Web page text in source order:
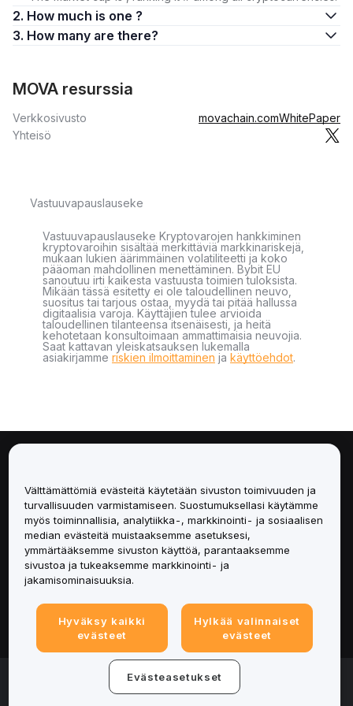
2. How much is one ?
3. How many are there?
MOVA resurssia
Verkkosivusto movachain.comWhitePaper
Yhteisö
Vastuuvapauslauseke
Vastuuvapauslauseke Kryptovarojen hankkiminen
kryptovaroihin sisältää merkittäviä markkinariskejä,
mukaan lukien äärimmäinen volatiliteetti ja koko
pääoman mahdollinen menettäminen. Bybit EU
sanoutuu irti kaikesta vastuusta toimien tuloksista.
Mikään tässä esitetty ei ole taloudellinen neuvo,
suositus tai tarjous ostaa, myydä tai pitää hallussa
digitaalisia varoja. Käyttäjien tulee arvioida
taloudellinen tilanteensa itsenäisesti, ja heitä
kehotetaan konsultoimaan ammattimaisia neuvojia.
Saat kattavan yleiskatsauksen lukemalla
asiakirjamme riskien ilmoittaminen ja käyttöehdot.
Palvelut
Tuki
Tuotteet
Lakiasiat
© 2025-2026 Bybit.eu. Kaikki oikeudet pidätetään.
Välttämättömiä evästeitä käytetään sivuston toimivuuden ja
turvallisuuden varmistamiseen. Suostumuksellasi käytämme
myös toiminnallisia, analytiikka-, markkinointi- ja sosiaalisen
median evästeitä muistaaksemme asetuksesi,
ymmärtääksemme sivuston käyttöä, parantaaksemme
sivustoa ja tukeaksemme markkinointi- ja
jakamisominaisuuksia.
Hyväksy kaikki
evästeet
Hylkää valinnaiset
evästeet
Evästeasetukset